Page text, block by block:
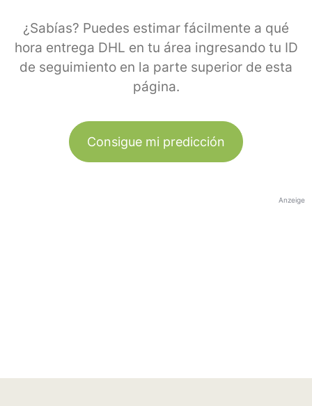
¿Sabías? Puedes estimar fácilmente a qué
hora entrega DHL en tu área ingresando tu ID
de seguimiento en la parte superior de esta
página.
Consigue mi predicción
Anzeige